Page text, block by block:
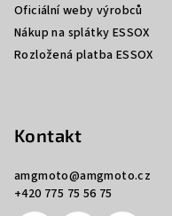
Oficiální weby výrobců
Nákup na splátky ESSOX
Rozložená platba ESSOX
Kontakt
amgmoto@amgmoto.cz
+420 775 75 56 75